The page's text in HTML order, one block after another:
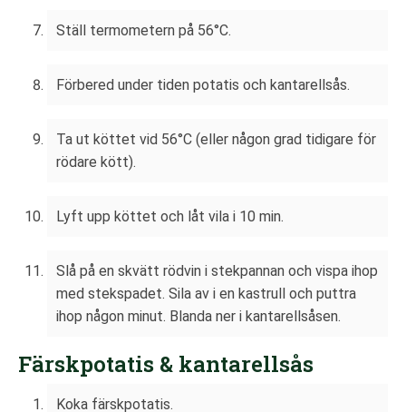
Ställ termometern på 56°C.
Förbered under tiden potatis och kantarellsås.
Ta ut köttet vid 56°C (eller någon grad tidigare för
rödare kött).
Lyft upp köttet och låt vila i 10 min.
Slå på en skvätt rödvin i stekpannan och vispa ihop
med stekspadet. Sila av i en kastrull och puttra
ihop någon minut. Blanda ner i kantarellsåsen.
Färskpotatis & kantarellsås
Koka färskpotatis.